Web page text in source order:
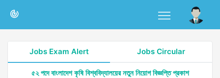
Jobs Exam Alert Jobs Circular
৫২ পদে বাংলাদেশ কৃষি বিশ্ববিদ্যালয়ের নতুন নিয়োগ বিজ্ঞপ্তি প্রকাশ